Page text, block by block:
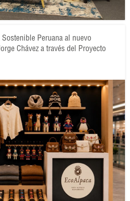
Peruana al nuevo
Chávez a través del Proyecto